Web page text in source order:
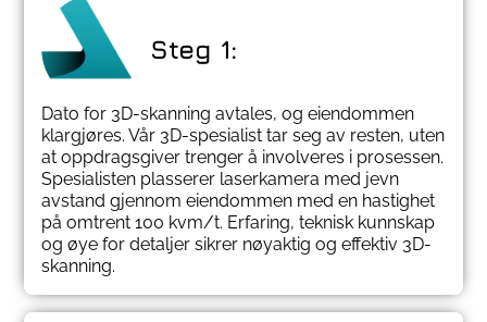
Steg 1:
Dato for 3D-skanning avtales, og eiendommen
klargjøres. Vår 3D-spesialist tar seg av resten, uten
at oppdragsgiver trenger å involveres i prosessen.
Spesialisten plasserer laserkamera med jevn
avstand gjennom eiendommen med en hastighet
på omtrent 100 kvm/t. Erfaring, teknisk kunnskap
og øye for detaljer sikrer nøyaktig og effektiv 3D-
skanning.